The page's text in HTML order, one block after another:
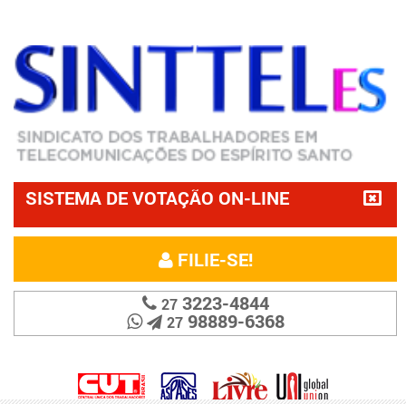
SISTEMA DE VOTAÇÃO ON-LINE
FILIE-SE!
273223-4844
2798889-6368